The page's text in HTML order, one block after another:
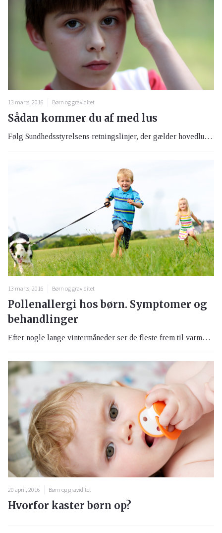
13 marts, 2016 Børn og graviditet
Sådan kommer du af med lus
Følg Sundhedsstyrelsens retningslinjer, der gælder hovedlus. Kæmning er en effektiv og billig metode til at slippe af med dem. Med denne metode er der ingen fare for resistens.
13 marts, 2016 Børn og graviditet
Pollenallergi hos børn. Symptomer og
behandlinger
Efter nogle lange vintermåneder ser de fleste frem til varme og lyse dage. For en del børn er forårsdagene desværre ikke så behagelige. Ca. hvert tredje barn har pollenallergi med kløende, løbende øjne, nys og åndedrætsbesvær til følge.
20 april, 2016 Børn og graviditet
Hvorfor kaster børn op?